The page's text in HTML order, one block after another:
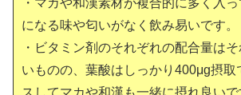
になる味や匂いがなく飲み易いです。
・ビタミン剤のそれぞれの配合量は
いものの、葉酸はしっかり400μg摂取
スしてマカや和漢も一緒に摂れ良いで